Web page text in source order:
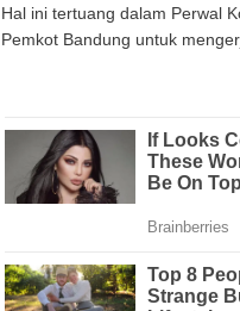
Hal ini tertuang dalam Perwal
Pemkot Bandung untuk